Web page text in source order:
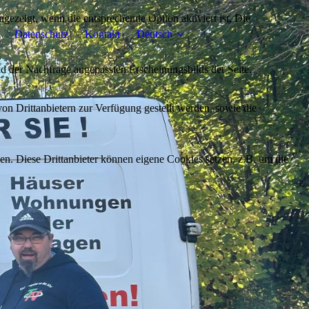
Datenschutz Kontakt Deutsch
wenn die entsprechende Option aktiviert ist. Die
Nachfrage angepassten Erscheinungsbilds der Seite.
Drittanbietern zur Verfügung gestellt werden, sowie die
Diese Drittanbieter können eigene Cookies setzen, z.B. um die